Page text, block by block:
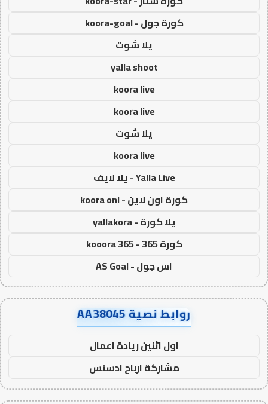
كورة جول - koora-goal
يلا شوت
yalla shoot
koora live
koora live
يلا شوت
koora live
Yalla Live - يلا لايف
كورة اون لاين - koora onl
يلا كورة - yallakora
كورة 365 - kooora 365
اس جول - AS Goal
روابط نصية AA38045
اول اثنين ريادة اعمال
مشاركة ارباح ادسنس